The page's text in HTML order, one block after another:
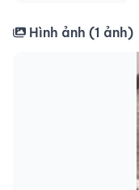
Hình ảnh (1 ảnh)